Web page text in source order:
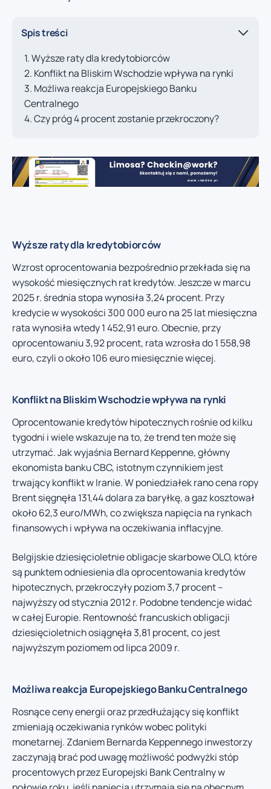
Spis treści
Wyższe raty dla kredytobiorców
Konflikt na Bliskim Wschodzie wpływa na rynki
Możliwa reakcja Europejskiego Banku
Centralnego
Czy próg 4 procent zostanie przekroczony?
Wyższe raty dla kredytobiorców
Wzrost oprocentowania bezpośrednio przekłada się na
wysokość miesięcznych rat kredytów. Jeszcze w marcu
2025 r. średnia stopa wynosiła 3,24 procent. Przy
kredycie w wysokości 300 000 euro na 25 lat miesięczna
rata wynosiła wtedy 1 452,91 euro. Obecnie, przy
oprocentowaniu 3,92 procent, rata wzrosła do 1 558,98
euro, czyli o około 106 euro miesięcznie więcej.
Konflikt na Bliskim Wschodzie wpływa na rynki
Oprocentowanie kredytów hipotecznych rośnie od kilku
tygodni i wiele wskazuje na to, że trend ten może się
utrzymać. Jak wyjaśnia Bernard Keppenne, główny
ekonomista banku CBC, istotnym czynnikiem jest
trwający konflikt w Iranie. W poniedziałek rano cena ropy
Brent sięgnęła 131,44 dolara za baryłkę, a gaz kosztował
około 62,3 euro/MWh, co zwiększa napięcia na rynkach
finansowych i wpływa na oczekiwania inflacyjne.
Belgijskie dziesięcioletnie obligacje skarbowe OLO, które
są punktem odniesienia dla oprocentowania kredytów
hipotecznych, przekroczyły poziom 3,7 procent –
najwyższy od stycznia 2012 r. Podobne tendencje widać
w całej Europie. Rentowność francuskich obligacji
dziesięcioletnich osiągnęła 3,81 procent, co jest
najwyższym poziomem od lipca 2009 r.
Możliwa reakcja Europejskiego Banku Centralnego
Rosnące ceny energii oraz przedłużający się konflikt
zmieniają oczekiwania rynków wobec polityki
monetarnej. Zdaniem Bernarda Keppennego inwestorzy
zaczynają brać pod uwagę możliwość podwyżki stóp
procentowych przez Europejski Bank Centralny w